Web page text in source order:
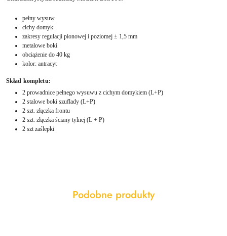
pełny wysuw
cichy domyk
zakresy regulacji pionowej i poziomej ± 1,5 mm
metalowe boki
obciążenie do 40 kg
kolor: antracyt
Skład kompletu:
2 prowadnice pełnego wysuwu z cichym domykiem (L+P)
2 stalowe boki szuflady (L+P)
2 szt. złączka frontu
2 szt. złączka ściany tylnej (L + P)
2 szt zaślepki
Pomiń karuzelę produktów
Produkty
Podobne produkty